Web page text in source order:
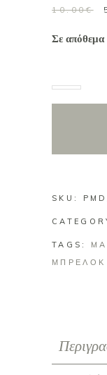
10.00€
Σε απόθεμα
SKU:
TAGS:
ΜΠΡΕΛΟΚ